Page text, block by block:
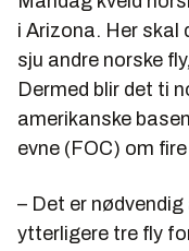
i Arizona. Her skal
sju andre norske
Dermed blir det ti
amerikanske
evne (FOC) om
– Det er
ytterligere tre fly